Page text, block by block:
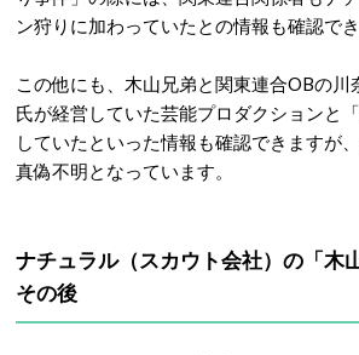
ン狩りに加わっていたとの情報も確認でき
この他にも、木山兄弟と関東連合OBの川
氏が経営していた芸能プロダクションと
していたといった情報も確認できますが
真偽不明となっています。
ナチュラル（スカウト会社）の「木
その後